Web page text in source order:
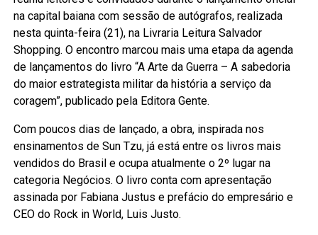
na capital baiana com sessão de autógrafos, realizada
nesta quinta-feira (21), na Livraria Leitura Salvador
Shopping. O encontro marcou mais uma etapa da agenda
de lançamentos do livro “A Arte da Guerra – A sabedoria
do maior estrategista militar da história a serviço da
coragem”, publicado pela Editora Gente.
Com poucos dias de lançado, a obra, inspirada nos
ensinamentos de Sun Tzu, já está entre os livros mais
vendidos do Brasil e ocupa atualmente o 2º lugar na
categoria Negócios. O livro conta com apresentação
assinada por Fabiana Justus e prefácio do empresário e
CEO do Rock in World, Luis Justo.